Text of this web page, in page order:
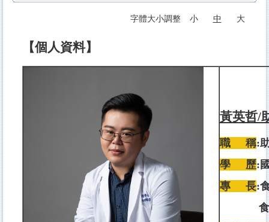
字體大小調整 小 中 大
【個人資料】
黃英哲/
職 稱:
學 歷:
專 長:
食品